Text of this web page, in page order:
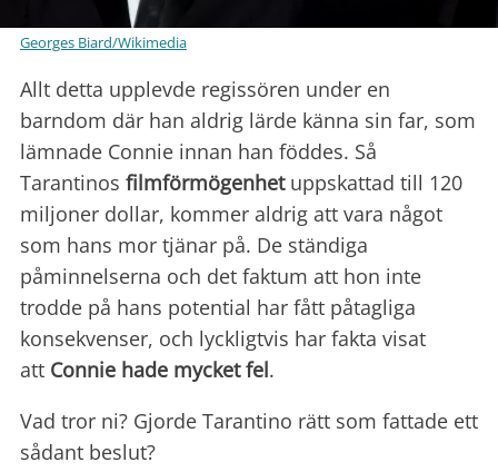
Georges Biard/Wikimedia
Allt detta upplevde regissören under en
barndom där han aldrig lärde känna sin far, som
lämnade Connie innan han föddes. Så
Tarantinos filmförmögenhet uppskattad till 120
miljoner dollar, kommer aldrig att vara något
som hans mor tjänar på. De ständiga
påminnelserna och det faktum att hon inte
trodde på hans potential har fått påtagliga
konsekvenser, och lyckligtvis har fakta visat
att Connie hade mycket fel.
Vad tror ni? Gjorde Tarantino rätt som fattade ett
sådant beslut?